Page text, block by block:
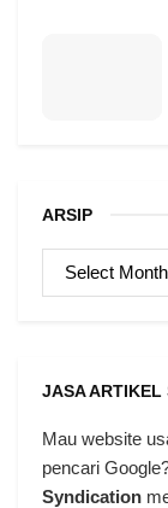
ARSIP
ARSIP
JASA ARTIKEL
Mau website
pencari
Syndication